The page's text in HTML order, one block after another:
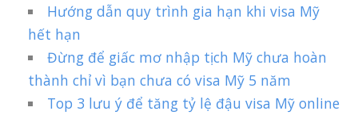
Hướng dẫn quy trình gia hạn khi visa Mỹ
hết hạn
Đừng để giấc mơ nhập tịch Mỹ chưa hoàn
thành chỉ vì bạn chưa có visa Mỹ 5 năm
Top 3 lưu ý để tăng tỷ lệ đậu visa Mỹ online